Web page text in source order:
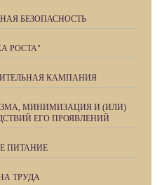
БЕЗОПАСНОСТЬ
РОСТА"
КАМПАНИЯ
МИНИМИЗАЦИЯ И (ИЛИ)
ЕГО ПРОЯВЛЕНИЙ
ПИТАНИЕ
ТРУДА